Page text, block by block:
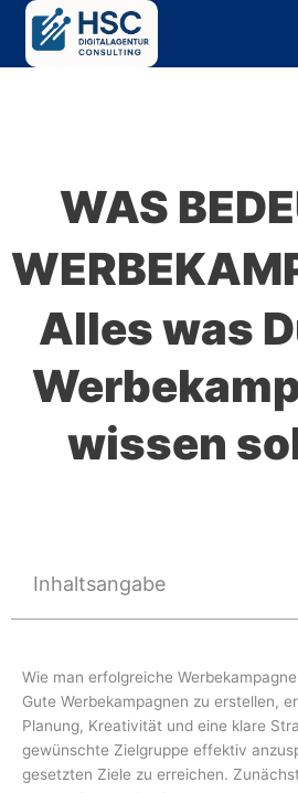
Zum
springen
WAS
Alles was
wissen
Inhaltsangabe
Wie man erfolgreiche
Gute Werbekampagnen zu erstellen,
Planung, Kreativität und eine klare
gewünschte Zielgruppe effektiv
gesetzten Ziele zu erreichen.